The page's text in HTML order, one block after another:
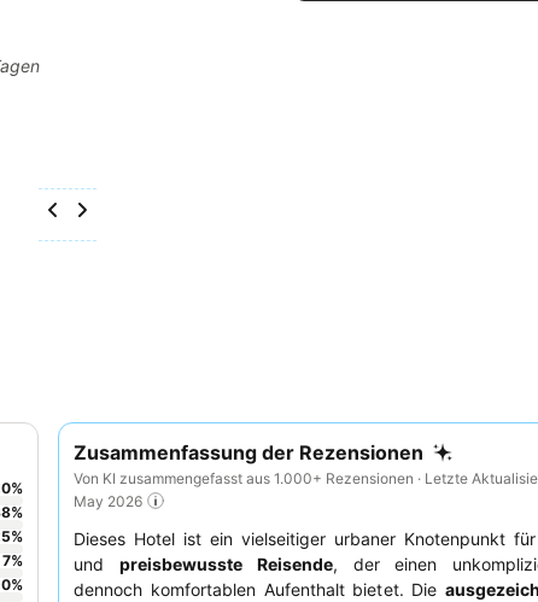
Zusammenfassung der Rezensionen
Von KI zusammengefasst aus 1.000+ Rezensionen · Letzte
May 2026
Dieses Hotel ist ein vielseitiger urbaner Knotenpunkt für
und preisbewusste Reisende, der einen
dennoch komfortablen Aufenthalt bietet. Die
%
%
%
7%
%